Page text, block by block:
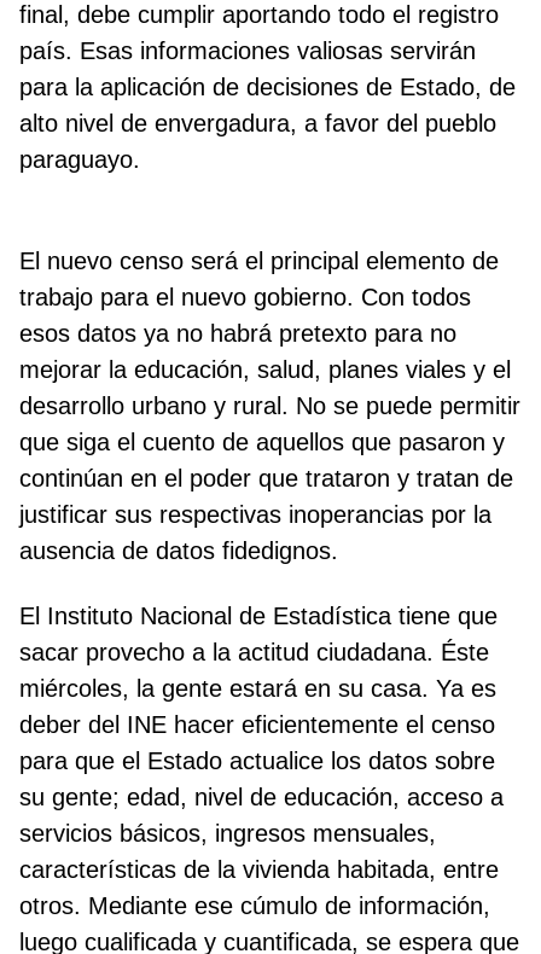
final, debe cumplir aportando todo el registro
país. Esas informaciones valiosas servirán
para la aplicación de decisiones de Estado, de
alto nivel de envergadura, a favor del pueblo
paraguayo.
El nuevo censo será el principal elemento de
trabajo para el nuevo gobierno. Con todos
esos datos ya no habrá pretexto para no
mejorar la educación, salud, planes viales y el
desarrollo urbano y rural. No se puede permitir
que siga el cuento de aquellos que pasaron y
continúan en el poder que trataron y tratan de
justificar sus respectivas inoperancias por la
ausencia de datos fidedignos.
El Instituto Nacional de Estadística tiene que
sacar provecho a la actitud ciudadana. Éste
miércoles, la gente estará en su casa. Ya es
deber del INE hacer eficientemente el censo
para que el Estado actualice los datos sobre
su gente; edad, nivel de educación, acceso a
servicios básicos, ingresos mensuales,
características de la vivienda habitada, entre
otros. Mediante ese cúmulo de información,
luego cualificada y cuantificada, se espera que